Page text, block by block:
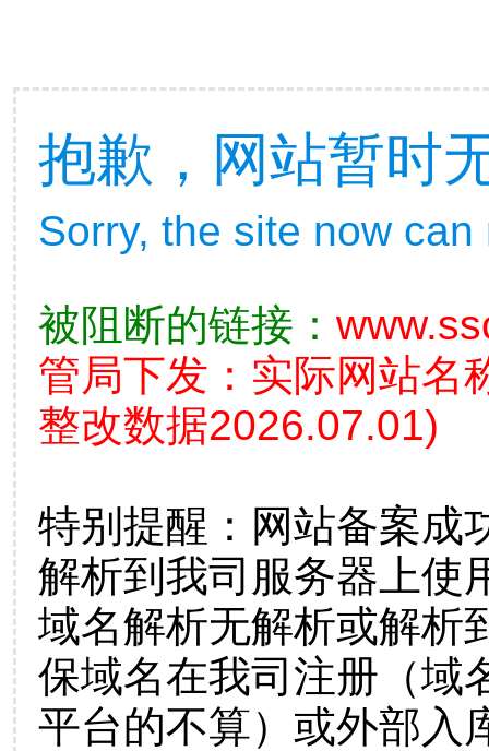
抱歉，网站暂时
Sorry, the site now
被阻断的链接：
管局下发：实际网站名
整改数据2026.07.01)
特别提醒：网站备案成
解析到我司服务器上使
域名解析无解析或解析
保域名在我司注册（域
平台的不算）或外部入